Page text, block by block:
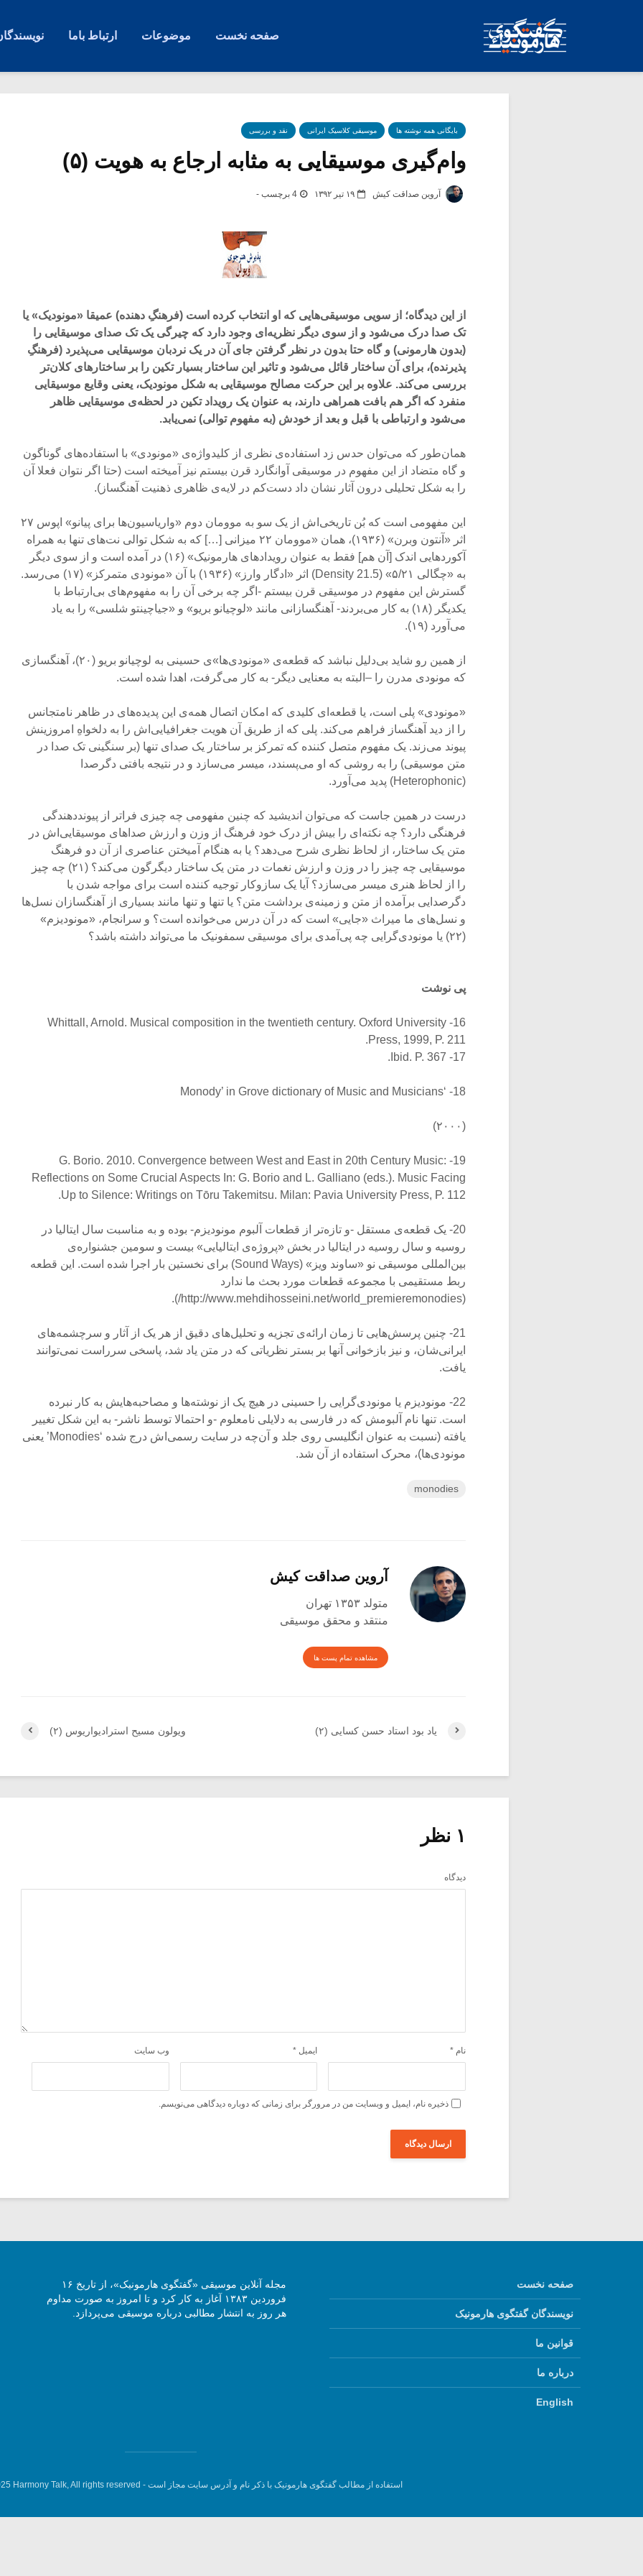
صفحه نخست موضوعات ارتباط باما
بایگانی همه نوشته ها موسیقی کلاسیک ایرانی نقد و بررسی
وام‌گیری موسیقایی به مثابه ارجاع به هویت (۵)
آروین صداقت کیش ۱۹ تیر ۱۳۹۲ 4 برچسب -
از این دیدگاه؛ از سویی موسیقی‌هایی که او انتخاب کرده است (فرهنگِ دهنده) عمیقا «مونودیک» یا
تک صدا درک می‌شود و از سوی دیگر نظریه‌ای وجود دارد که چیرگی یک تک صدای موسیقایی را
(بدون هارمونی) و گاه حتا بدون در نظر گرفتن جای آن در یک نردبان موسیقایی می‌پذیرد (فرهنگِ
پذیرنده)، برای آن ساختار قائل می‌شود و تاثیر این ساختار بسیار تکین را بر ساختارهای کلان‌تر
بررسی می‌کند. علاوه بر این حرکت مصالح موسیقایی به شکل مونودیک، یعنی وقایع موسیقایی
منفرد که اگر هم بافت همراهی دارند، به عنوان یک رویداد تکین در لحظه‌ی موسیقایی ظاهر
می‌شود و ارتباطی با قبل و بعد از خودش (به مفهوم توالی) نمی‌یابد.
همان‌طور که می‌توان حدس زد استفاده‌ی نظری از کلید‌واژه‌ی «مونودی» با استفاده‌های گوناگون
و گاه متضاد از این مفهوم در موسیقی آوانگارد قرن بیستم نیز آمیخته است (حتا اگر نتوان فعلا آن
را به شکل تحلیلی درون آثار نشان داد دست‌کم در لایه‌ی ظاهری ذهنیت آهنگساز).
این مفهومی است که بُن تاریخی‌اش از یک سو به موومان دوم «واریاسیون‌ها برای پیانو» اپوس ۲۷
اثر «آنتون وبرن» (۱۹۳۶)، همان «موومان ۲۲ میزانی […] که به شکل توالی نت‌های تنها به همراه
آکوردهایی اندک [آن هم] فقط به عنوان رویدادهای هارمونیک» (۱۶) در آمده است و از سوی دیگر
به «چگالی ۵/۲۱» (Density 21.5) اثر «ادگار وارز» (۱۹۳۶) با آن «مونودی متمرکز» (۱۷) می‌رسد.
گسترش این مفهوم در موسیقی قرن بیستم -اگر چه برخی آن را به مفهوم‌های بی‌ارتباط با
یکدیگر (۱۸) به کار می‌بردند- آهنگسازانی مانند «لوچیانو بریو» و «جیاچینتو شلسی» را به یاد
می‌آورد (۱۹).
از همین رو شاید بی‌دلیل نباشد که قطعه‌ی‌ «مونودی‌ها»‌ی حسینی به لوچیانو بریو (۲۰)، آهنگسازی
که مونودی مدرن را –البته به معنایی دیگر- به کار می‌گرفت، اهدا شده است.
«مونودی» پلی است، یا قطعه‌ای کلیدی که امکان اتصال همه‌ی این پدیده‌های در ظاهر نامتجانس
را از دید آهنگساز فراهم می‌کند. پلی که از طریق آن هویت جغرافیایی‌اش را به دلخواهِ امروزینش
پیوند می‌زند. یک مفهوم متصل کننده که تمرکز بر ساختار یک صدای تنها (بر سنگینی تک صدا در
متن موسیقی) را به روشی که او می‌پسندد، میسر می‌سازد و در نتیجه بافتی دگرصدا
(Heterophonic) پدید می‌آورد.
درست در همین جاست که می‌توان اندیشید که چنین مفهومی چه چیزی فراتر از پیونددهندگی
فرهنگی دارد؟ چه نکته‌ای را بیش از درک خود فرهنگ از وزن و ارزش صداهای موسیقایی‌اش در
متن یک ساختار، از لحاظ نظری شرح می‌دهد؟ یا به هنگام آمیختن عناصری از آن دو فرهنگ
موسیقایی چه چیز را در وزن و ارزش نغمات در متن یک ساختار دیگرگون می‌کند؟ (۲۱) چه چیز
را از لحاظ هنری میسر می‌سازد؟ آیا یک سازوکار توجیه کننده است برای مواجه شدن با
دگرصدایی برآمده از متن و زمینه‌ی برداشت متن؟ یا تنها و تنها مانند بسیاری از آهنگسازان نسل‌ها
و نسل‌های ما میراث «جایی» است که در آن درس می‌خوانده است؟ و سرانجام، «مونودیزم»
(۲۲) یا مونودی‌گرایی چه پی‌آمدی برای موسیقی سمفونیک ما می‌تواند داشته باشد؟
پی نوشت
16- Whittall, Arnold. Musical composition in the twentieth century. Oxford University
Press, 1999, P. 211.
17- Ibid. P. 367.
18- ‘Monody’ in Grove dictionary of Music and Musicians
(۲۰۰۰)
19- G. Borio. 2010. Convergence between West and East in 20th Century Music:
Reflections on Some Crucial Aspects In: G. Borio and L. Galliano (eds.). Music Facing
Up to Silence: Writings on Tōru Takemitsu. Milan: Pavia University Press, P. 112.
20- یک قطعه‌ی مستقل -و تازه‌تر از قطعات آلبوم مونودیزم- بوده و به مناسبت سال ایتالیا در
روسیه و سال روسیه در ایتالیا در بخش «پروژه‌ی ایتالیایی» بیست و سومین جشنواره‌ی
بین‌المللی موسیقی نو «ساوند ویز» (Sound Ways) برای نخستین بار اجرا شده است. این قطعه
ربط مستقیمی با مجموعه‌‌ قطعات مورد بحث ما ندارد
(http://www.mehdihosseini.net/world_premieremonodies/).
21- چنین پرسش‌هایی تا زمان ارائه‌ی تجزیه و تحلیل‌های دقیق از هر یک از آثار و سرچشمه‌های
ایرانی‌شان، و نیز بازخوانی آنها بر بستر نظریاتی که در متن یاد شد، پاسخی سرراست نمی‌توانند
یافت.
22- مونودیزم یا مونودی‌گرایی را حسینی در هیچ یک از نوشته‌ها و مصاحبه‌هایش به کار نبرده
است. تنها نام آلبومش که در فارسی به دلایلی نامعلوم -و احتمالا توسط ناشر- به این شکل تغییر
یافته (نسبت به عنوان انگلیسی روی جلد و آن‌چه در سایت رسمی‌اش درج شده ‘Monodies’ یعنی
مونودی‌ها)، محرک استفاده از آن شد.
monodies
آروین صداقت کیش
متولد ۱۳۵۳ تهران
منتقد و محقق موسیقی
مشاهده تمام پست ها
ویولون مسیح استرادیواریوس (۲) یاد بود استاد حسن کسایی (۲)
۱ نظر
دیدگاه
نام * ایمیل * وب‌ سایت
ذخیره نام، ایمیل و وبسایت من در مرورگر برای زمانی که دوباره دیدگاهی می‌نویسم.
صفحه نخست
نویسندگان گفتگوی هارمونیک
قوانین ما
درباره ما
English
مجله آنلاین موسیقی «گفتگوی هارمونیک»، از تاریخ ۱۶
فروردین ۱۳۸۳ آغاز به کار کرد و تا امروز به صورت مداوم
هر روز به انتشار مطالبی درباره موسیقی می‌پردازد.
استفاده از مطالب گفتگوی هارمونیک با ذکر نام و آدرس سایت مجاز است - Harmony Talk, All rights reserved.